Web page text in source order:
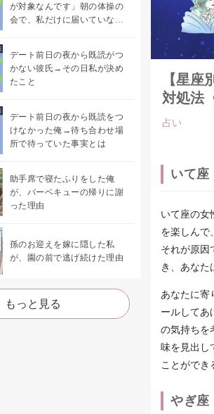
が対象なんです」朝の体操の
会で、私だけに届いていなか
デート前日の夜から既読がつ
かない彼氏→その日私が決め
たこと
デート前日の夜から既読をつ
けなかった俺→待ち合わせ場
所で待っていた事実とは
助手席で寝たふりをした俺
が、バーベキューの帰りに謝
った理由
孫のお迎えを嫁に隠した私
が、園の前で逃げ続けた理由
もっと見る
【星
対処法
占い
いて座
いて座の女
を楽しんで
それが原因
き、あなた
あなたに寄
ールしてあ
の気持ちを
味を見出し
ことができ
やぎ座